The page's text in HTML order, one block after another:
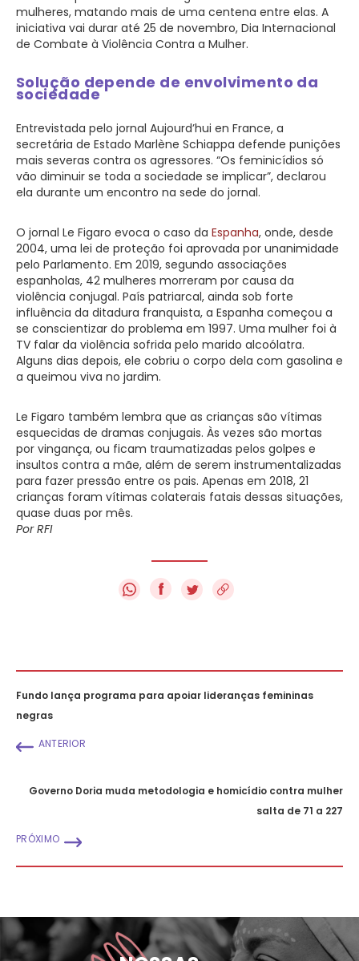
mulheres, matando mais de uma centena entre elas. A
iniciativa vai durar até 25 de novembro, Dia Internacional
de Combate à Violência Contra a Mulher.
Solução depende de envolvimento da
sociedade
Entrevistada pelo jornal Aujourd’hui en France, a
secretária de Estado Marlène Schiappa defende punições
mais severas contra os agressores. “Os feminicídios só
vão diminuir se toda a sociedade se implicar”, declarou
ela durante um encontro na sede do jornal.
O jornal Le Figaro evoca o caso da Espanha, onde, desde
2004, uma lei de proteção foi aprovada por unanimidade
pelo Parlamento. Em 2019, segundo associações
espanholas, 42 mulheres morreram por causa da
violência conjugal. País patriarcal, ainda sob forte
influência da ditadura franquista, a Espanha começou a
se conscientizar do problema em 1997. Uma mulher foi à
TV falar da violência sofrida pelo marido alcoólatra.
Alguns dias depois, ele cobriu o corpo dela com gasolina e
a queimou viva no jardim.
Le Figaro também lembra que as crianças são vítimas
esquecidas de dramas conjugais. Às vezes são mortas
por vingança, ou ficam traumatizadas pelos golpes e
insultos contra a mãe, além de serem instrumentalizadas
para fazer pressão entre os pais. Apenas em 2018, 21
crianças foram vítimas colaterais fatais dessas situações,
quase duas por mês.
Por RFI
f
Fundo lança programa para apoiar lideranças femininas
negras
ANTERIOR
Governo Doria muda metodologia e homicídio contra mulher
salta de 71 a 227
PRÓXIMO